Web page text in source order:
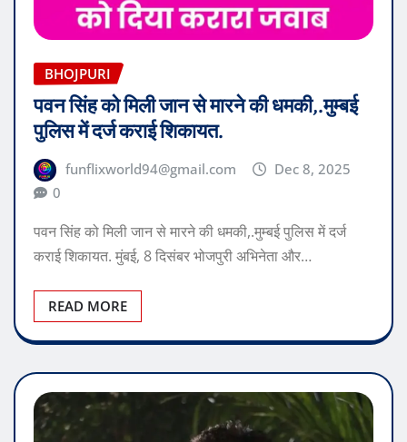
BHOJPURI
पवन सिंह को मिली जान से मारने की धमकी,.मुम्बई
पुलिस में दर्ज कराई शिकायत.
funflixworld94@gmail.com
Dec 8, 2025
0
पवन सिंह को मिली जान से मारने की धमकी,.मुम्बई पुलिस में दर्ज
कराई शिकायत. मुंबई, 8 दिसंबर भोजपुरी अभिनेता और…
READ MORE